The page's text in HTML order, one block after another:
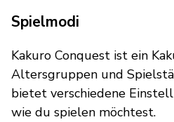
Spielmodi
Kakuro Conquest ist ein
Altersgruppen und
bietet verschiedene
wie du spielen möchtest.